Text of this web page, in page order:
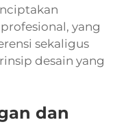
yang
sekaligus
desain yang
dan